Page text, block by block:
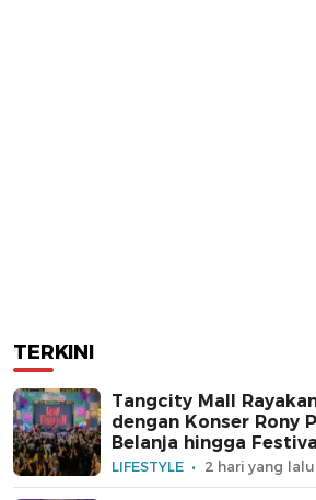
TERKINI
Tangcity Mall
dengan Konser Rony
Belanja hingga
LIFESTYLE 2 hari yang lalu